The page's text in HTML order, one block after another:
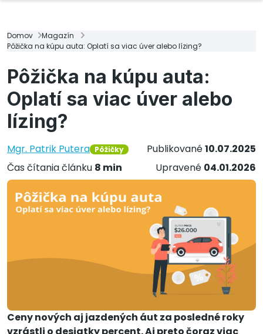
Domov
Magazín
Pôžička na kúpu auta: Oplatí sa viac úver alebo lízing?
Pôžička na kúpu auta:
Oplatí sa viac úver alebo
lízing?
Mgr. Patrik Putera Pôžičky Publikované10.07.2025
Čas čítania článku 8 min Upravené 04.01.2026
Ceny nových aj jazdených áut za posledné roky
vzrástli o desiatky percent. Aj preto čoraz viac